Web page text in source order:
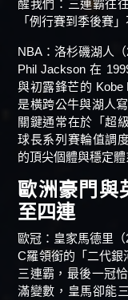
醒我們：三連霸往
「例行賽到季後賽
NBA：洛杉磯湖人（
Phil Jackson 在
與初露鋒芒的
是橫跨公牛與湖人
關鍵通常在於「超
球長系列賽輪值調
的頂尖個體與穩定體
歐洲豪門與
至四連
歐冠：皇家馬德里（
C羅領銜的「二代銀
三連霸，最後一冠
滿變數，皇馬卻能